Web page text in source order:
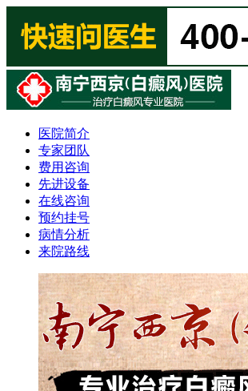
医院简介
专家团队
费用咨询
先进设备
在线咨询
预约挂号
病情分析
来院路线